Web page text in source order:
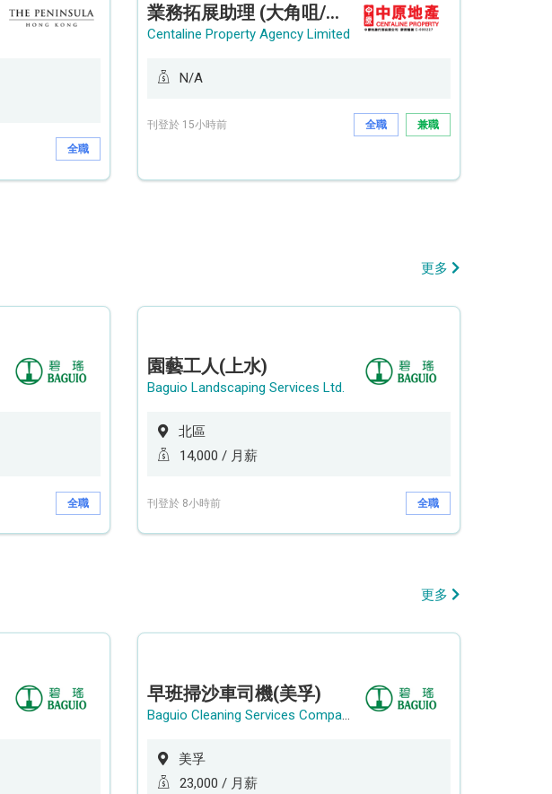
全職
業務拓展助理 (大角咀/荔枝角/九龍塘)
Centaline Property Agency Limited
N/A
刊登於 15小時前 全職 兼職
更多
全職
園藝工人(上水)
Baguio Landscaping Services Ltd.
北區
14,000 / 月薪
刊登於 8小時前 全職
更多
早班掃沙車司機(美孚)
Baguio Cleaning Services Company Limited
美孚
23,000 / 月薪